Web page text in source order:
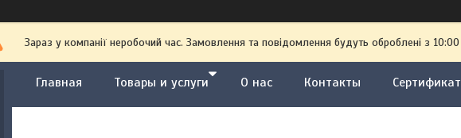
Зараз у компанії неробочий час. Замовлення та повідомлення будуть оброблені з
Главная Товары и услуги О нас Контакты